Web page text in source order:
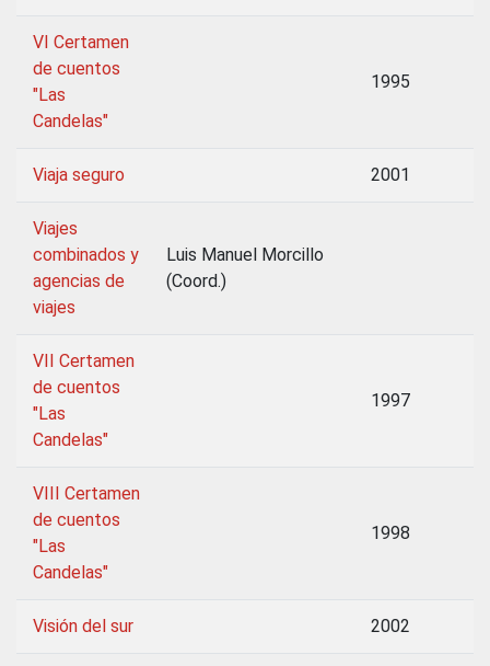
VI Certamen
de cuentos
"Las
Candelas"
1995
Viaja seguro 2001
Viajes
combinados y
agencias de
viajes
Luis Manuel Morcillo
(Coord.)
VII Certamen
de cuentos
"Las
Candelas"
1997
VIII Certamen
de cuentos
"Las
Candelas"
1998
Visión del sur 2002